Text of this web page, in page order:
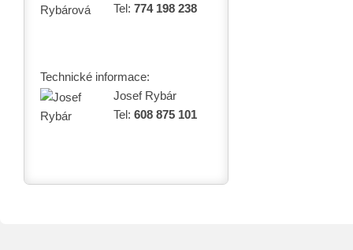
Tel: 774 198 238
Technické informace:
Josef Rybár
Tel: 608 875 101